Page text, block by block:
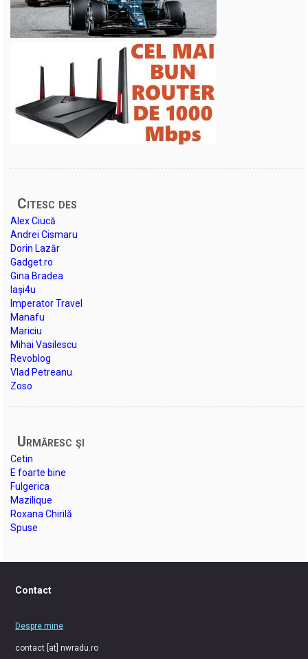
Citesc des
Alex Ciucă
Andrei Cismaru
Dorin Lazăr
Gadget.ro
Gina Bradea
Iași4u
Imperator Travel
Manafu
Mariciu
Mihai Vasilescu
Revoblog
Vlad Petreanu
Zoso
Urmăresc şi
Cetin
E foarte bine
Fulgerica
Mazilique
Roxana Chirilă
Spuse
Contact
Despre mine
contact [at] nwradu.ro